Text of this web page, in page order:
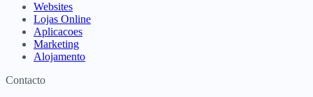
Websites
Lojas Online
Aplicacoes
Marketing
Alojamento
Contacto